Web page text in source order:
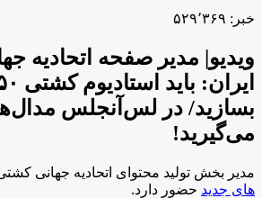
خبر: ۵۲۹٬۳۶۹
ویدیو| مدیر صفحه اتحادیه
بسازید/ در لس‌آنجلس
می‌گیرید!
مدیر بخش تولید محتوای اتحادیه جهانی
های جدید حضور دارد.